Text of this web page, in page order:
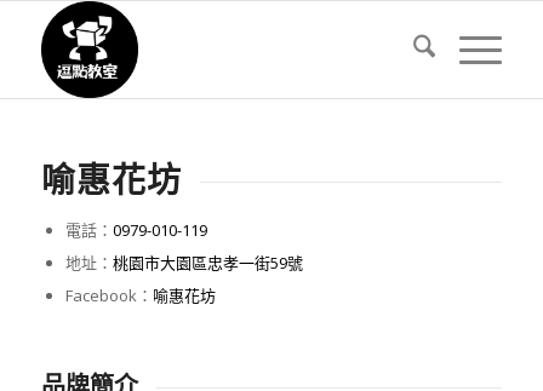
喻惠花坊
電話： 0979-010-119
地址： 桃園市大園區忠孝一街59號
Facebook： 喻惠花坊